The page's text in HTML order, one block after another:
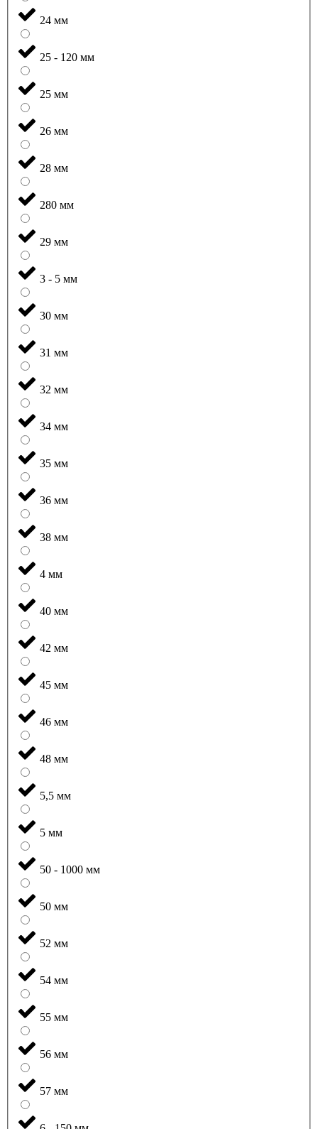
24 мм
25 - 120 мм
25 мм
26 мм
28 мм
280 мм
29 мм
3 - 5 мм
30 мм
31 мм
32 мм
34 мм
35 мм
36 мм
38 мм
4 мм
40 мм
42 мм
45 мм
46 мм
48 мм
5,5 мм
5 мм
50 - 1000 мм
50 мм
52 мм
54 мм
55 мм
56 мм
57 мм